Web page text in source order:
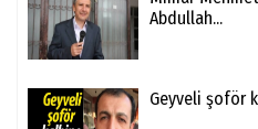
Abdullah...
Geyveli şoför